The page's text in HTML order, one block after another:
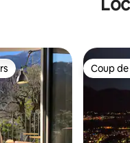
plus appréciés Coup
Coup